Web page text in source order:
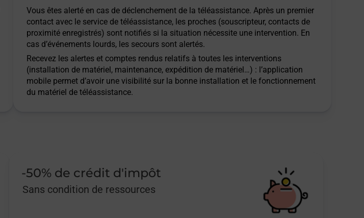
Vous êtes alerté en cas de déclenchement de la téléassistance. Après un premier
contact avec le service de téléassistance, les proches (souscripteur, contacts de
proximité enregistrés) sont notifiés si la situation nécessite une intervention. En
cas d’événements lourds, les secours sont alertés.
Recevez les alertes et comptes rendus relatifs à toutes les interventions
(installation de matériel, maintenance, expédition de matériel…) : l’application
mobile permet d’avoir une visibilité sur la bonne installation et le fonctionnement
du matériel de téléassistance.
-50% de crédit d'impôt
Sans condition de ressources